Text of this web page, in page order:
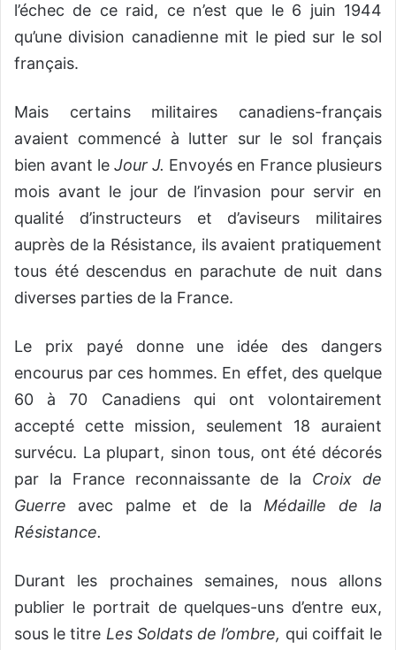
l’échec de ce raid, ce n’est que le 6 juin 1944
qu’une division canadienne mit le pied sur le sol
français.
Mais certains militaires canadiens-français
avaient commencé à lutter sur le sol français
bien avant le Jour J. Envoyés en France plusieurs
mois avant le jour de l’invasion pour servir en
qualité d’instructeurs et d’aviseurs militaires
auprès de la Résistance, ils avaient pratiquement
tous été descendus en parachute de nuit dans
diverses parties de la France.
Le prix payé donne une idée des dangers
encourus par ces hommes. En effet, des quelque
60 à 70 Canadiens qui ont volontairement
accepté cette mission, seulement 18 auraient
survécu. La plupart, sinon tous, ont été décorés
par la France reconnaissante de la Croix de
Guerre avec palme et de la Médaille de la
Résistance.
Durant les prochaines semaines, nous allons
publier le portrait de quelques-uns d’entre eux,
sous le titre Les Soldats de l’ombre, qui coiffait le